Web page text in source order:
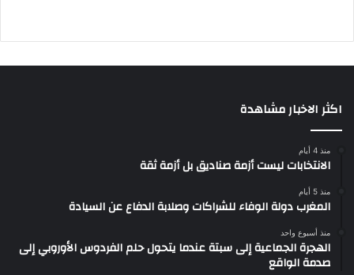
اكثر الاخبار مشاهدة
منذ 4 أيام
الانتخابات ليست أزمة صناديق بل أزمة ثقة
منذ 5 أيام
المغرب دولة الوفاء للشراكات وصلابة الدفاع عن السيادة
منذ أسبوع واحد
الهجرة الجماعية إلى سبتة عندما يتحول حلم الفردوس الأوروبي إلى
صدمة الواقع